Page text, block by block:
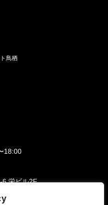
鳥栖
18:00
6 栄ビル2F
各種電子マネー